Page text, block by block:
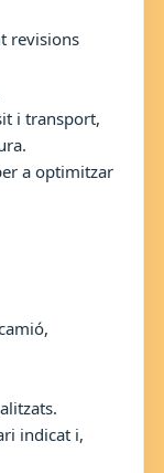
revisions
i transport,
a optimitzar
indicat i,